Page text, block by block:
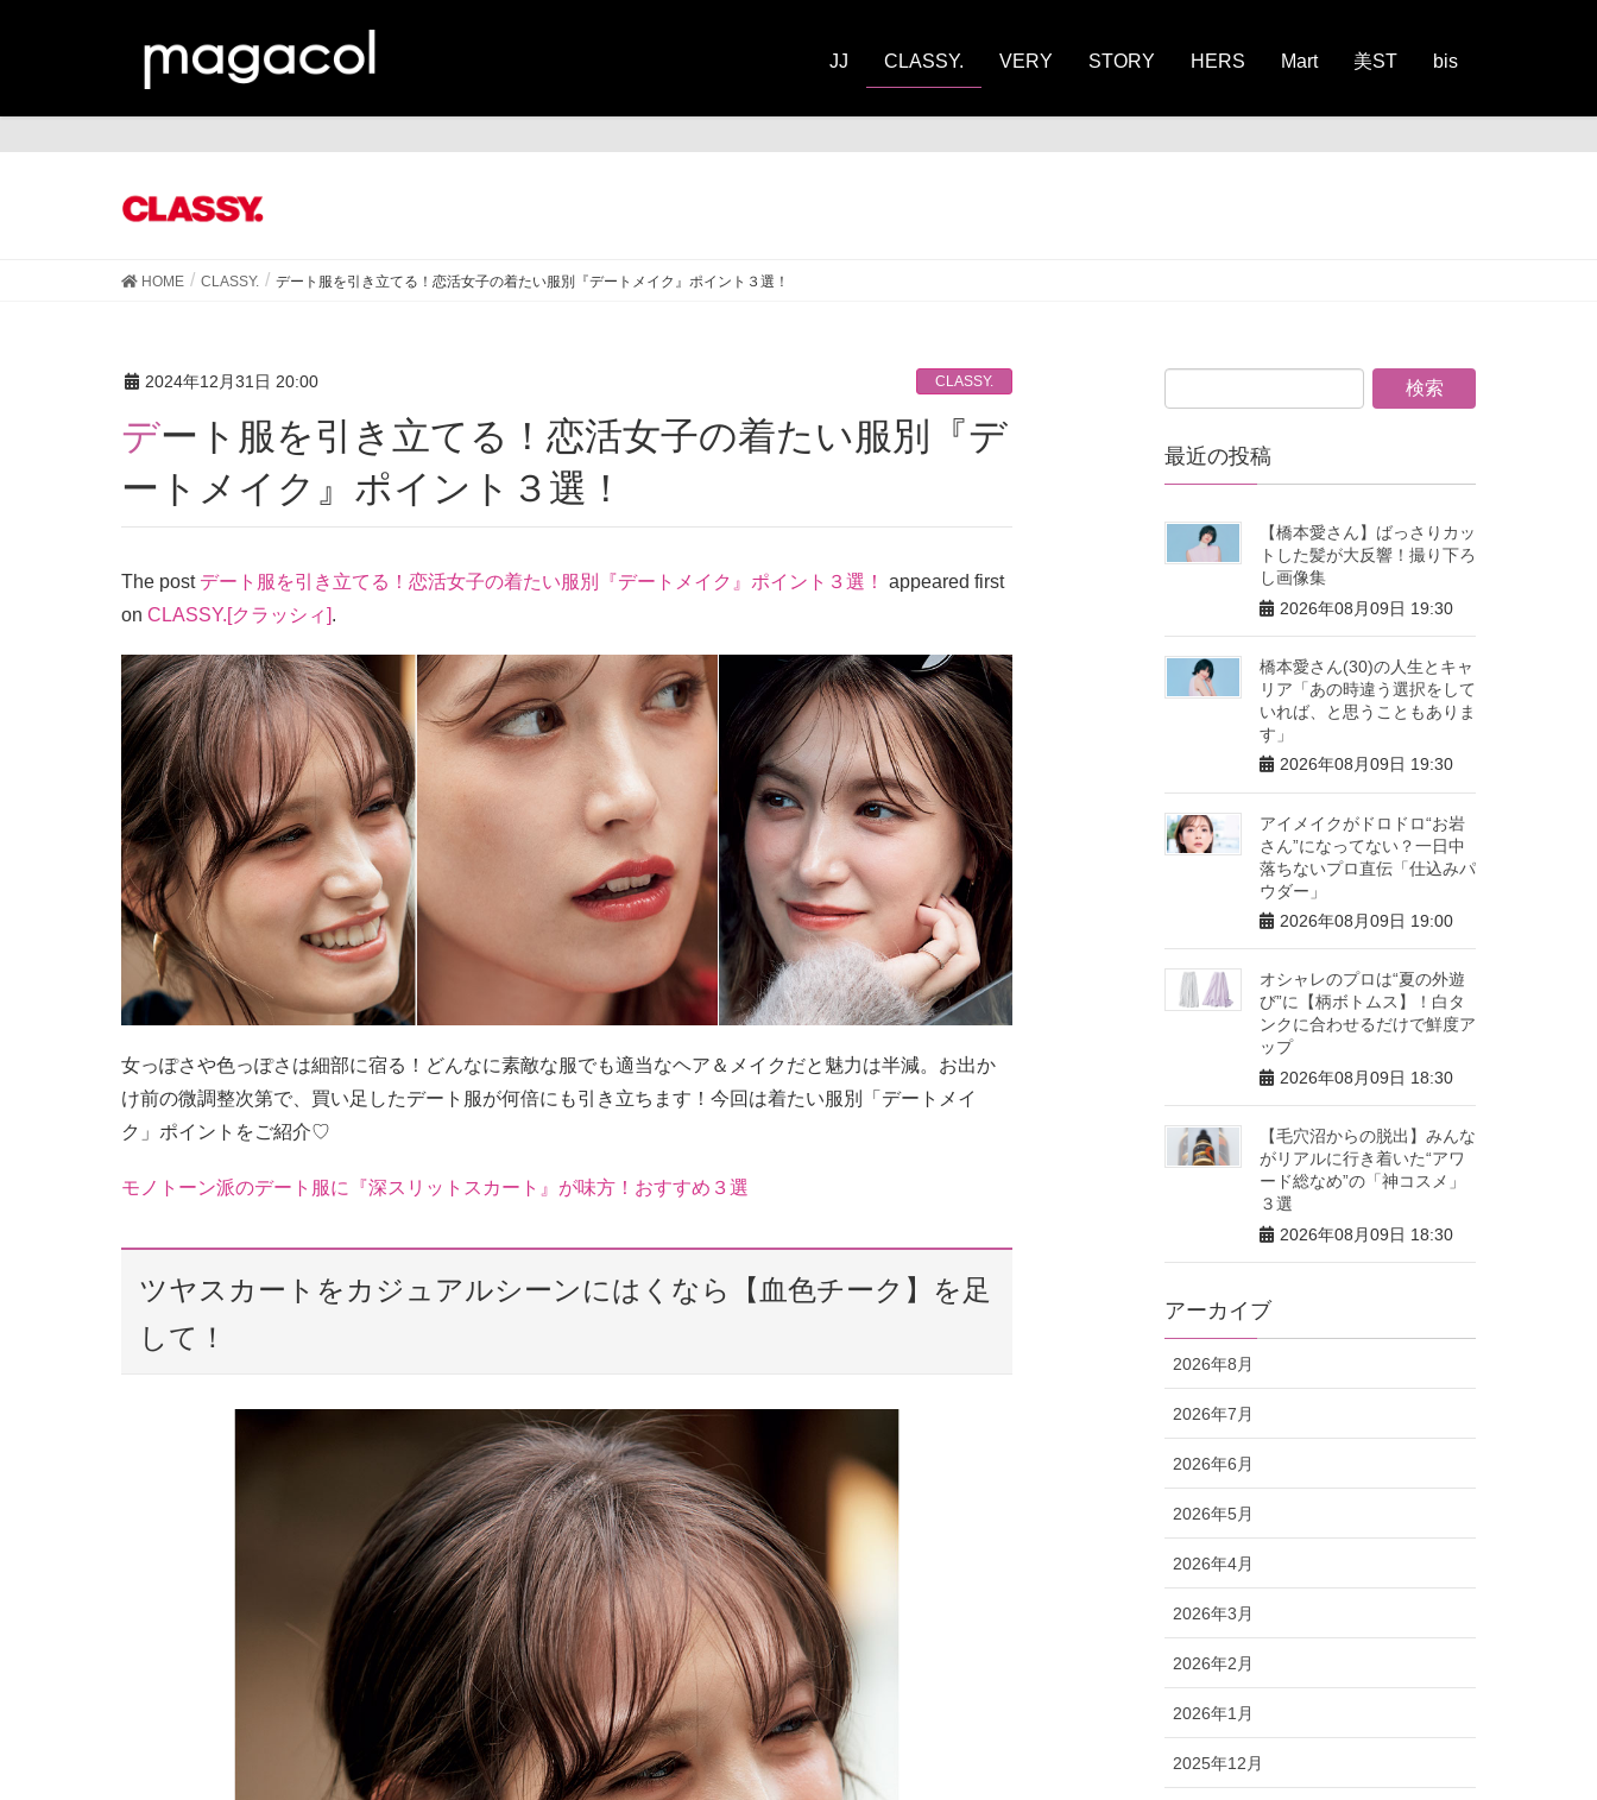
JJ CLASSY. VERY STORY HERS Mart 美ST bis
HOME CLASSY. デート服を引き立てる！恋活女子の着たい服別『デートメイク』ポイント３選！
2024年12月31日 20:00 CLASSY.
デート服を引き立てる！恋活女子の着たい服別『デ
ートメイク』ポイント３選！
The post デート服を引き立てる！恋活女子の着たい服別『デートメイク』ポイント３選！
appeared first
on CLASSY.[クラッシィ].
女っぽさや色っぽさは細部に宿る！どんなに素敵な服でも適当なヘア＆メイクだと魅力は半減。お出か
け前の微調整次第で、買い足したデート服が何倍にも引き立ちます！今回は着たい服別「デートメイ
ク」ポイントをご紹介♡
モノトーン派のデート服に『深スリットスカート』が味方！おすすめ３選
ツヤスカートをカジュアルシーンにはくなら【血色チーク】を足
して！
最近の投稿
【橋本愛さん】ばっさりカッ
トした髪が大反響！撮り下ろ
し画像集
2026年08月09日 19:30
橋本愛さん(30)の人生とキャ
リア「あの時違う選択をして
いれば、と思うこともありま
す」
2026年08月09日 19:30
アイメイクがドロドロ“お岩
さん”になってない？一日中
落ちないプロ直伝「仕込みパ
ウダー」
2026年08月09日 19:00
オシャレのプロは“夏の外遊
び”に【柄ボトムス】！白タ
ンクに合わせるだけで鮮度ア
ップ
2026年08月09日 18:30
【毛穴沼からの脱出】みんな
がリアルに行き着いた“アワ
ード総なめ”の「神コスメ」
３選
2026年08月09日 18:30
アーカイブ
2026年8月
2026年7月
2026年6月
2026年5月
2026年4月
2026年3月
2026年2月
2026年1月
2025年12月